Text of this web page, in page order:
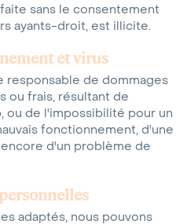
sans le consentement
ayants-droit, est illicite.
et virus
responsable de dommages
ou frais, résultant de
ou de l'impossibilité pour un
fonctionnement, d'une
d'un problème de
adaptés, nous pouvons